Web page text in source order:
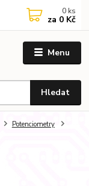
Menu
Hledat
0 ks
za 0 Kč
Potenciometry